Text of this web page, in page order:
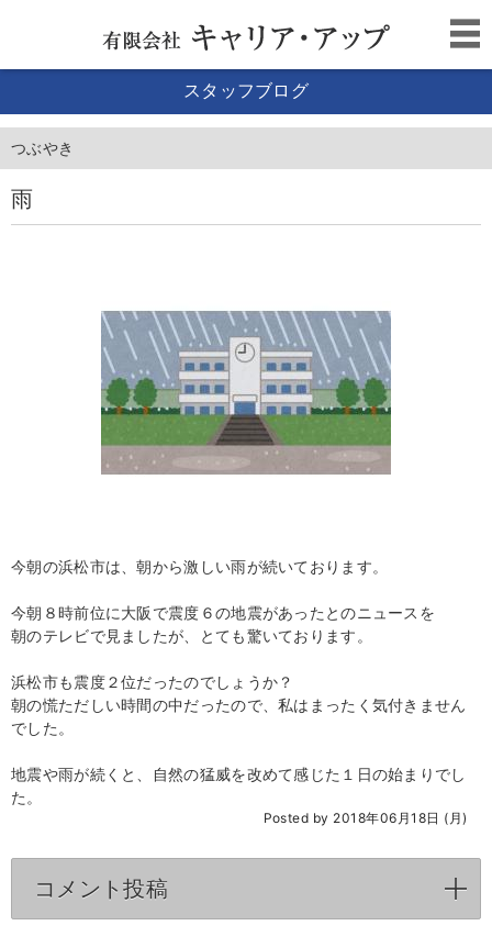
スタッフブログ
つぶやき
雨
今朝の浜松市は、朝から激しい雨が続いております。
今朝８時前位に大阪で震度６の地震があったとのニュースを
朝のテレビで見ましたが、とても驚いております。
浜松市も震度２位だったのでしょうか？
朝の慌ただしい時間の中だったので、私はまったく気付きません
でした。
地震や雨が続くと、自然の猛威を改めて感じた１日の始まりでし
た。
Posted by 2018年06月18日 (月)
コメント投稿